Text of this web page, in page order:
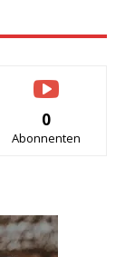
0
Abonnenten